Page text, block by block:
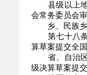
县级以上地
会常务委员会
乡、民族乡
第七十八条
算草案提交全
省、自治区
级决算草案提